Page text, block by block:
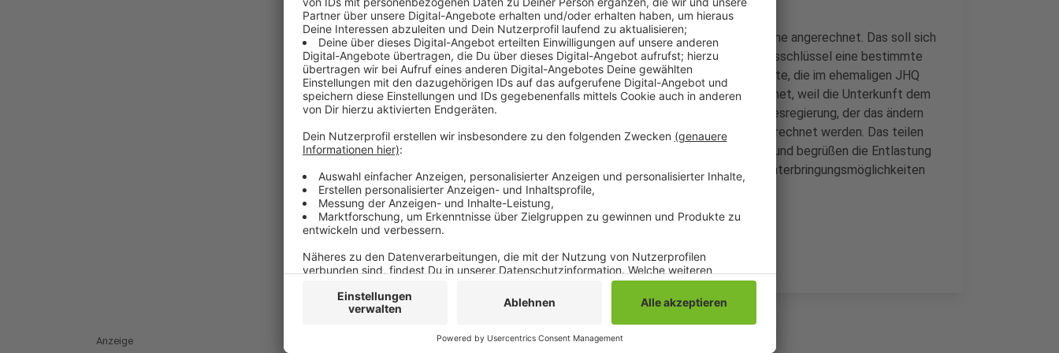
Bisher werden die Geflüchteten dort nur teilweise auf die Kommune angerechnet. Das soll sich
jetzt ändern. Jede Kommune in NRW muss nach einem Verteilungsschlüssel eine bestimmte
Anzahl Geflüchteter bei sich aufnehmen. Bisher werden Geflüchtete, die im ehemaligen JHQ
untergebracht sind, nur teilweise für Mönchengladbach angerechnet, weil die Unterkunft dem
Land gehört. Jetzt gibt es aber einen Gesetzesentwurf der Landesregierung, der das ändern
soll. In Zukunft sollen die Geflüchteten dort zu 100 Prozent angerechnet werden. Das teilen
die beiden Mönchengladbacher CDU-Landtagsabgeordneten mit und begrüßen die Entlastung
für die Stadt. Dadurch muss Mönchengladbach weniger eigene Unterbringungsmöglichkeiten
schaffen.
Anzeige
Anzeige